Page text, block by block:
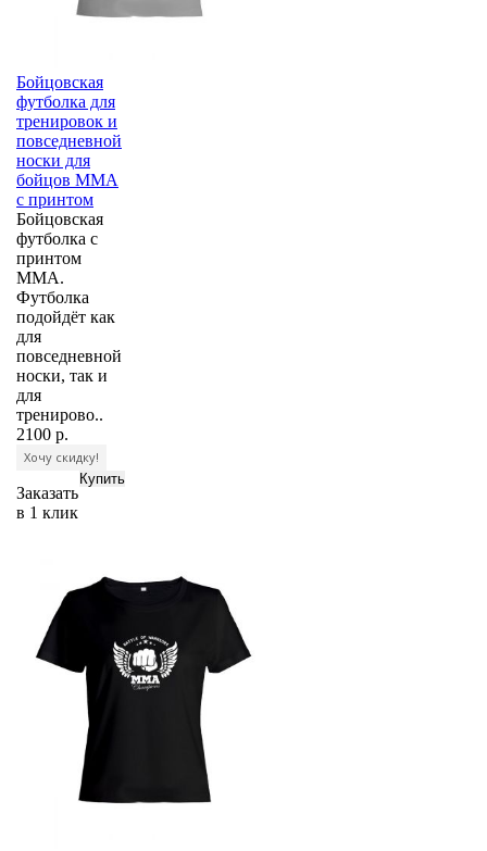
Бойцовская
футболка для
тренировок и
повседневной
носки для
бойцов ММА
с принтом
Бойцовская
футболка с
принтом
MMA.
Футболка
подойдёт как
для
повседневной
носки, так и
для
тренирово..
2100 р.
Хочу скидку!
Заказать
в 1 клик